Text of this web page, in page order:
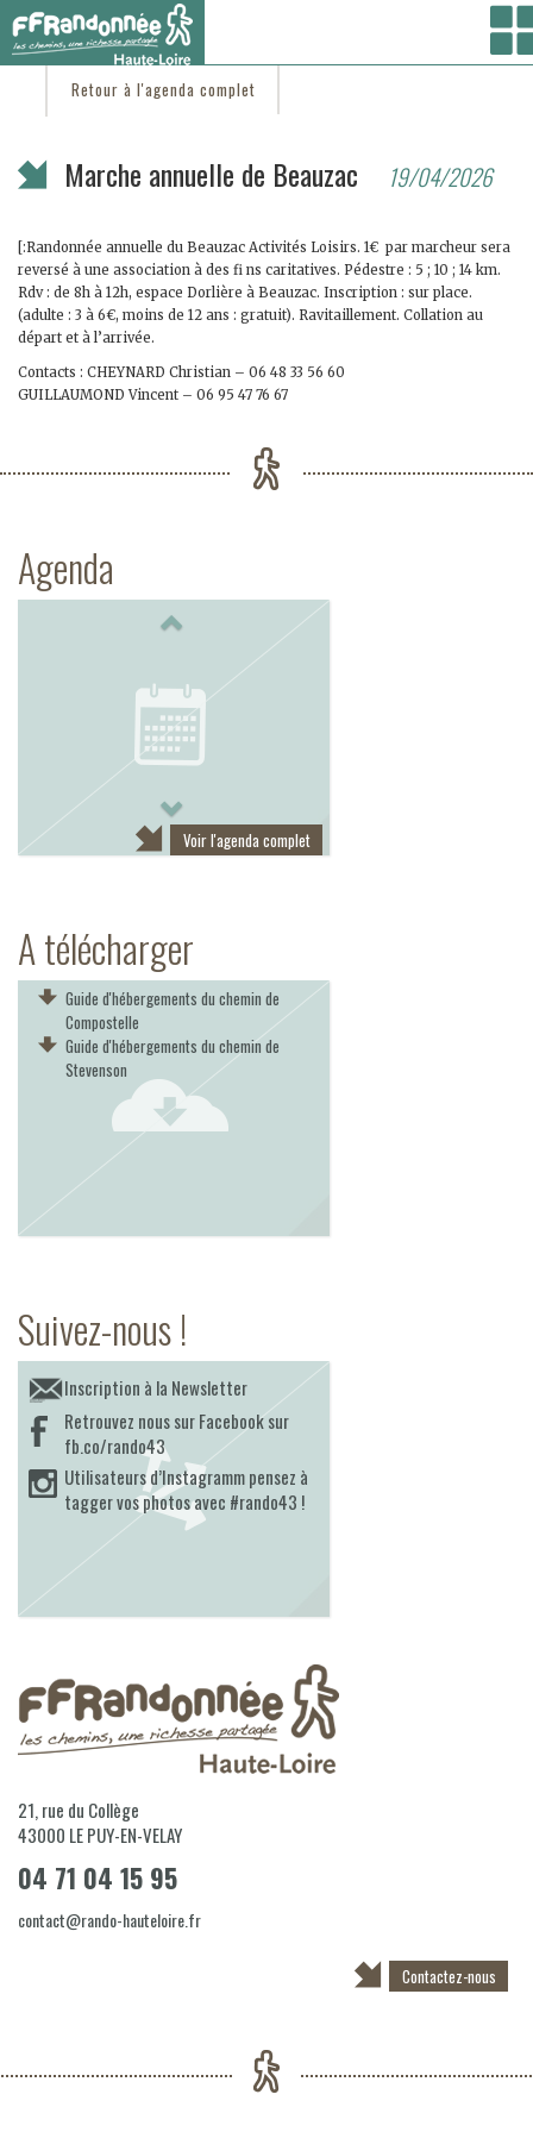
Vous êtes ici :Accueil/C'est d'actu
Retour à l'agenda complet
Marche annuelle de Beauzac 19/04/2026
[:Randonnée annuelle du Beauzac Activités Loisirs. 1€ par marcheur sera
reversé à une association à des fi ns caritatives. Pédestre : 5 ; 10 ; 14 km.
Rdv : de 8h à 12h, espace Dorlière à Beauzac. Inscription : sur place.
(adulte : 3 à 6€, moins de 12 ans : gratuit). Ravitaillement. Collation au
départ et à l’arrivée.
Contacts : CHEYNARD Christian – 06 48 33 56 60
GUILLAUMOND Vincent – 06 95 47 76 67
Agenda
Voir l'agenda complet
A télécharger
Guide d'hébergements du chemin de
Compostelle
Guide d'hébergements du chemin de
Stevenson
Suivez-nous !
Inscription à la Newsletter
Retrouvez nous sur Facebook sur
fb.co/rando43
Utilisateurs d’Instagramm pensez à
tagger vos photos avec #rando43 !
21, rue du Collège
43000 LE PUY-EN-VELAY
04 71 04 15 95
contact@rando-hauteloire.fr
Contactez-nous